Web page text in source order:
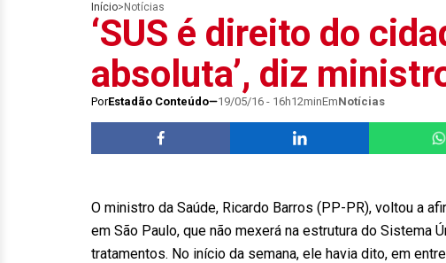
Início> Notícias
‘SUS é direito do
absoluta’, diz
PorEstadão Conteúdo 19/05/16 - 16h12minEmNotícias
O ministro da Saúde, Ricardo Barros (PP-PR), voltou a
em São Paulo, que não mexerá na estrutura do Sistema
tratamentos. No início da semana, ele havia dito, em